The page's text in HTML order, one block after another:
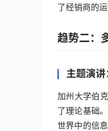
了经销商的
趋势二：
主题演
加州大学伯
了理论基础
世界中的信